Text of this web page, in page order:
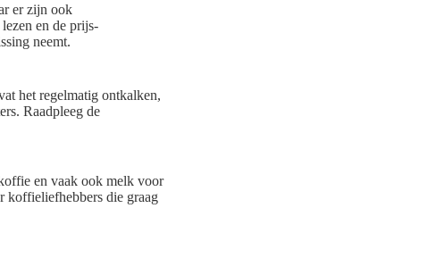
er zijn ook
en de prijs-
neemt.
het regelmatig ontkalken,
Raadpleeg de
en vaak ook melk voor
koffieliefhebbers die graag